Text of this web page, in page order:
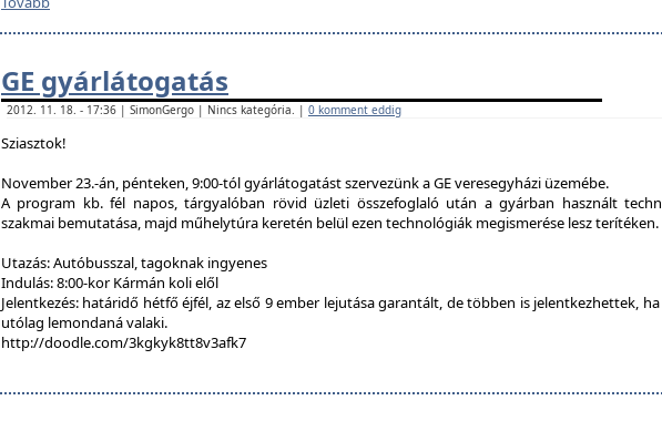
GE gyárlátogatás
2012. 11. 18. - 17:36 | SimonGergo | Nincs kategória. | 0 komment eddig
Sziasztok!
November 23.-án, pénteken, 9:00-tól gyárlátogatást szervezünk a GE veresegyházi üzemébe.
A program kb. fél napos, tárgyalóban rövid üzleti összefoglaló után a gyárban használt
szakmai bemutatása, majd műhelytúra keretén belül ezen technológiák megismerése lesz terítéken.
Utazás: Autóbusszal, tagoknak ingyenes
Indulás: 8:00-kor Kármán koli elől
Jelentkezés: határidő hétfő éjfél, az első 9 ember lejutása garantált, de többen is jelentkezhettek, ha
utólag lemondaná valaki.
http://doodle.com/3kgkyk8tt8v3afk7